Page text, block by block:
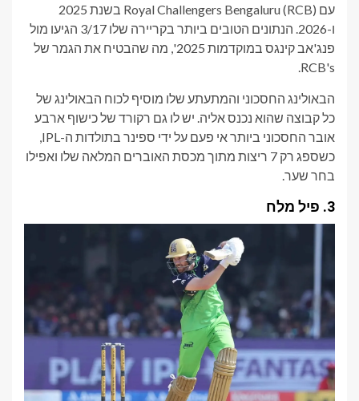
עם Royal Challengers Bengaluru (RCB) בשנת 2025
ו-2026. הנתונים הטובים ביותר בקריירה שלו 3/17 הגיעו מול
פנג'אב קינגס במוקדמות 2025', מה שהבטיח את הגמר של
RCB's.
הבאולינג החסכוני והמתעתע שלו מוסיף לכוח הבאולינג של
כל קבוצה שהוא נכנס אליה. יש לו גם רקורד של כישוף ארבע
כשספג רק 7 ריצות מתוך מכסת האוברים המלאה שלו ואפילו
בחר שער.
3. פיל מלח